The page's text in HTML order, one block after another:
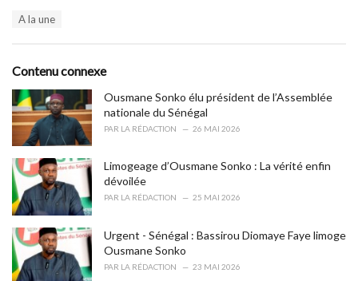
o
r
i
e
s
:
A la une
Contenu connexe
Ousmane Sonko élu président de l’Assemblée
nationale du Sénégal
PAR LA RÉDACTION 26 MAI 2026
Limogeage d’Ousmane Sonko : La vérité enfin
dévoilée
PAR LA RÉDACTION 25 MAI 2026
Urgent - Sénégal : Bassirou Diomaye Faye limoge
Ousmane Sonko
PAR LA RÉDACTION 23 MAI 2026